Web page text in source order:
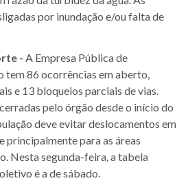
por inundação e/ou falta de
- A Empresa Pública de
tem 86 ocorrências em aberto,
e 13 bloqueios parciais de vias.
pelo órgão desde o início do
deve evitar deslocamentos em
principalmente para as áreas
Nesta segunda-feira, a tabela
é a de sábado.